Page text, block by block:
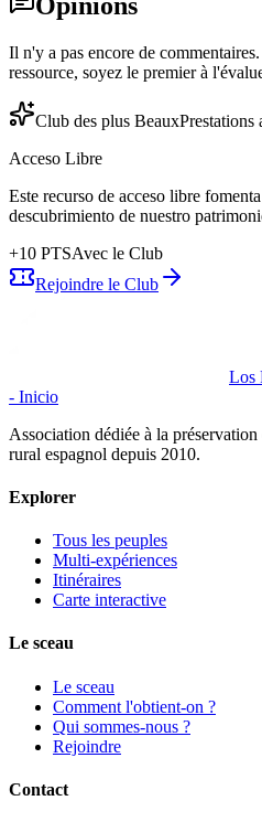
Il n'y a pas encore de
ressource, soyez le premier à
Club des plus BeauxPrestations
Acceso Libre
Este recurso de acceso libre
descubrimiento de nuestro
+10 PTSAvec le Club
Rejoindre le Club
Los
- Inicio
Association dédiée à la
rural espagnol depuis 2010.
Explorer
Tous les peuples
Multi-expériences
Itinéraires
Carte interactive
Le sceau
Le sceau
Comment l'obtient-on ?
Qui sommes-nous ?
Rejoindre
Contact